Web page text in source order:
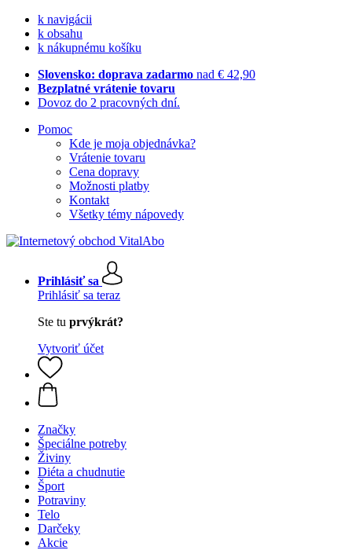
k navigácii
k obsahu
k nákupnému košíku
Slovensko: doprava zadarmo nad € 42,90
Bezplatné vrátenie tovaru
Dovoz do 2 pracovných dní.
Pomoc
Kde je moja objednávka?
Vrátenie tovaru
Cena dopravy
Možnosti platby
Kontakt
Všetky témy nápovedy
Prihlásiť sa
Prihlásiť sa teraz
Ste tu prvýkrát?
Vytvoriť účet
Značky
Špeciálne potreby
Živiny
Diéta a chudnutie
Šport
Potraviny
Telo
Darčeky
Akcie